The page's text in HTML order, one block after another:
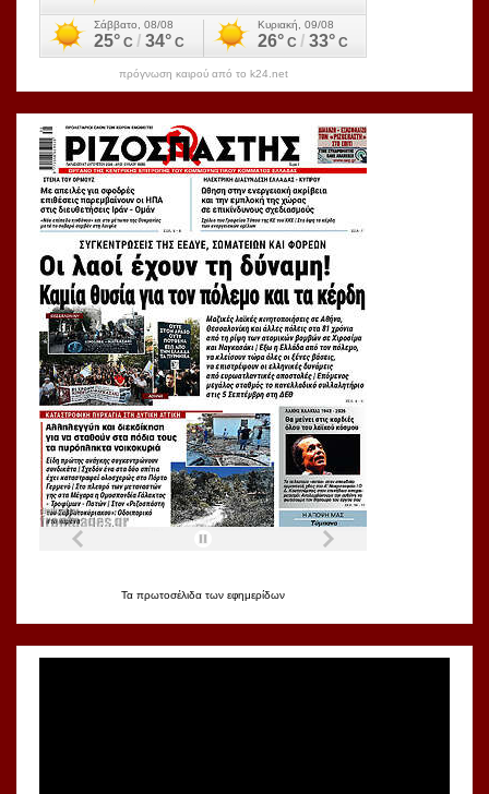
πρόγνωση καιρού από το k24.net
Τα πρωτοσέλιδα των εφημερίδων